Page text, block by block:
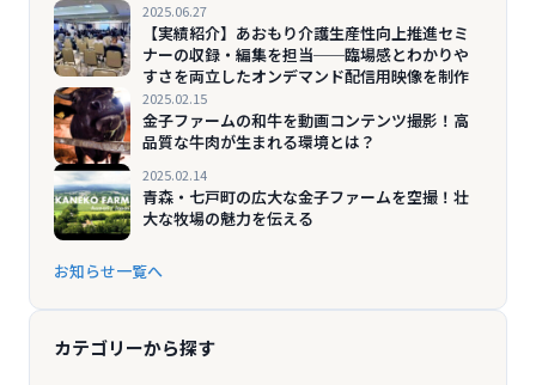
2025.06.27
【実績紹介】あおもり介護生産性向上推進セミ
ナーの収録・編集を担当──臨場感とわかりや
すさを両立したオンデマンド配信用映像を制作
2025.02.15
金子ファームの和牛を動画コンテンツ撮影！高
品質な牛肉が生まれる環境とは？
2025.02.14
青森・七戸町の広大な金子ファームを空撮！壮
大な牧場の魅力を伝える
お知らせ一覧へ
カテゴリーから探す